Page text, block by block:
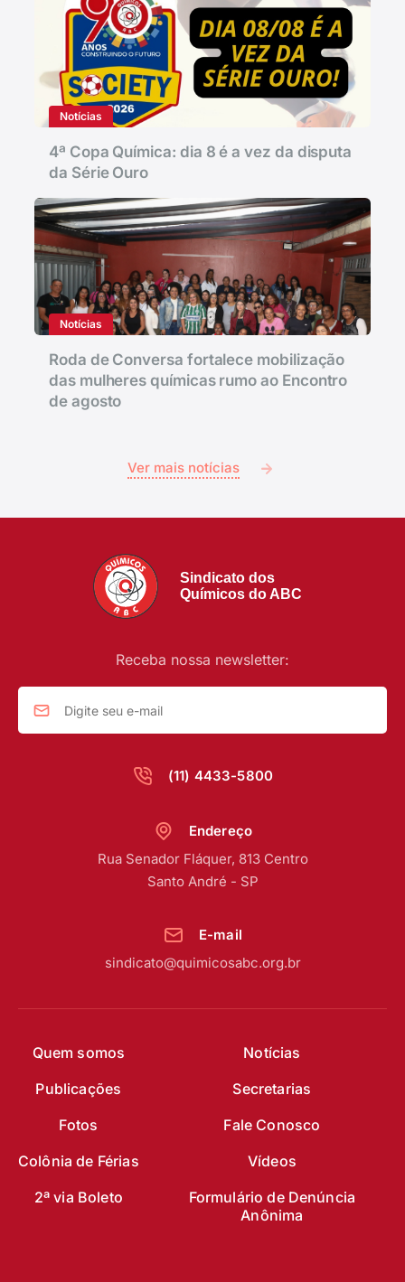
Notícias
4ª Copa Química: dia 8 é a vez da disputa
da Série Ouro
Notícias
Roda de Conversa fortalece mobilização
das mulheres químicas rumo ao Encontro
de agosto
Ver mais notícias
Sindicato dos
Químicos do ABC
(11) 4433-5800
Receba nossa newsletter:
Quem somos
Notícias
Publicações
Secretarias
Fotos
Fale Conosco
Colônia de Férias
Vídeos
2ª via Boleto
Formulário de Denúncia
Anônima
Endereço
Rua Senador Fláquer, 813 Centro
Santo André - SP
E-mail
sindicato@quimicosabc.org.br